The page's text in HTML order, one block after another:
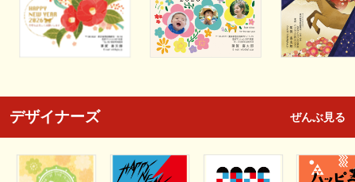
デザイナーズ ぜんぶ見る